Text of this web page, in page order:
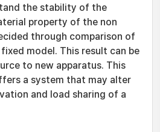
the stability of the
property of the non
through comparison of
model. This result can be
to new apparatus. This
a system that may alter
and load sharing of a